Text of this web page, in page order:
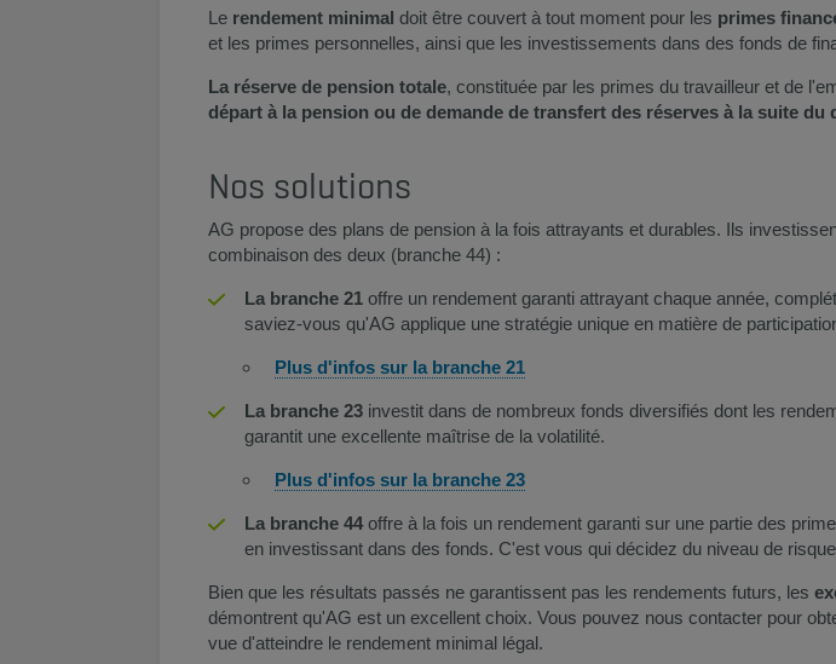
Le rendement minimal doit être couvert à tout moment pour les primes
et les primes personnelles, ainsi que les investissements dans des fonds de
La réserve de pension totale, constituée par les primes du travailleur et de
départ à la pension ou de demande de transfert des réserves à la suite
Nos solutions
AG propose des plans de pension à la fois attrayants et durables. Ils
combinaison des deux (branche 44) :
La branche 21 offre un rendement garanti attrayant chaque année,
saviez-vous qu'AG applique une stratégie unique en matière de
Plus d'infos sur la branche 21
La branche 23 investit dans de nombreux fonds diversifiés dont les
garantit une excellente maîtrise de la volatilité.
Plus d'infos sur la branche 23
La branche 44offre à la fois un rendement garanti sur une partie des
en investissant dans des fonds. C'est vous qui décidez du niveau de
Bien que les résultats passés ne garantissent pas les rendements futurs, les
démontrent qu'AG est un excellent choix. Vous pouvez nous contacter pour
vue d'atteindre le rendement minimal légal.